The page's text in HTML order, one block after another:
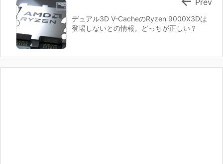
デュアル3D V-CacheのRyzen 9000X3Dは
登場しないとの情報。どっちが正しい？